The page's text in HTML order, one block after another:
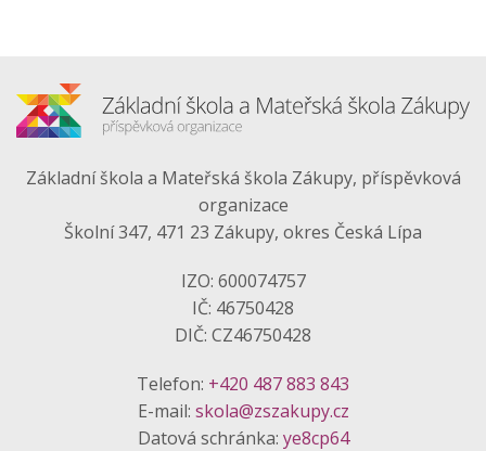
Základní škola a Mateřská škola Zákupy, příspěvková
organizace
Školní 347, 471 23 Zákupy, okres Česká Lípa
IZO: 600074757
IČ: 46750428
DIČ: CZ46750428
Telefon: +420 487 883 843
E-mail: skola@zszakupy.cz
Datová schránka: ye8cp64